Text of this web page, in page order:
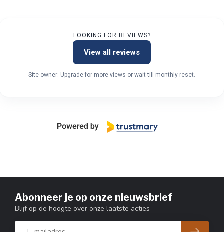
LOOKING FOR REVIEWS?
View all reviews
Site owner: Upgrade for more views or wait till monthly reset.
Abonneer je op onze nieuwsbrief
Blijf op de hoogte over onze laatste acties